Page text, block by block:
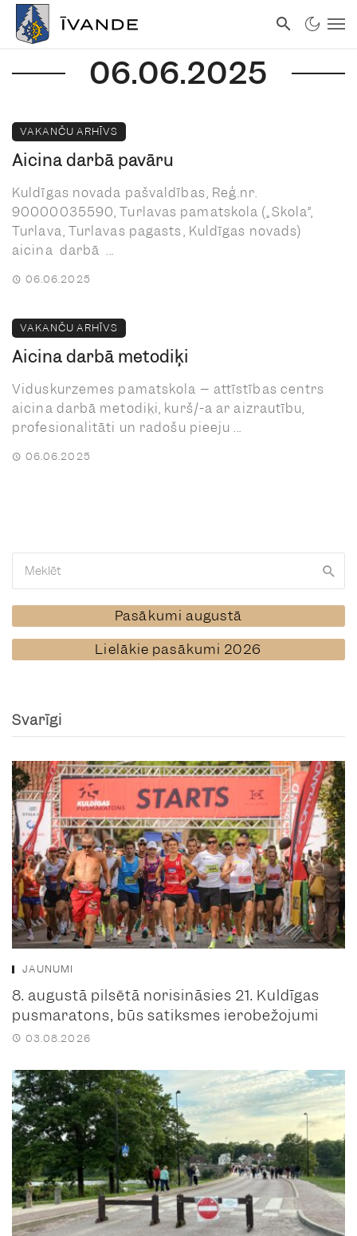
06.06.2025
VAKANČU ARHĪVS
Aicina darbā pavāru
Kuldīgas novada pašvaldības, Reģ.nr.
90000035590, Turlavas pamatskola („Skola”,
Turlava, Turlavas pagasts, Kuldīgas novads)
aicina darbā ...
06.06.2025
VAKANČU ARHĪVS
Aicina darbā metodiķi
Viduskurzemes pamatskola – attīstības centrs
aicina darbā metodiķi, kurš/-a ar aizrautību,
profesionalitāti un radošu pieeju ...
06.06.2025
Pasākumi augustā
Lielākie pasākumi 2026
Svarīgi
JAUNUMI
8. augustā pilsētā norisināsies 21. Kuldīgas
pusmaratons, būs satiksmes ierobežojumi
03.08.2026